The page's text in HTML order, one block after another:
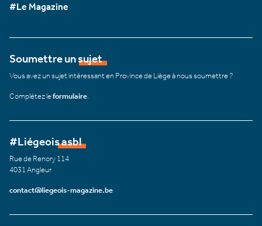
#Le Magazine
Soumettre un sujet
Vous avez un sujet intéressant en Province de Liège à nous soumettre ?
Complétez leformulaire
#Liégeois asbl
Rue de Renory 114
4031 Angleur
contact@liegeois-magazine.be